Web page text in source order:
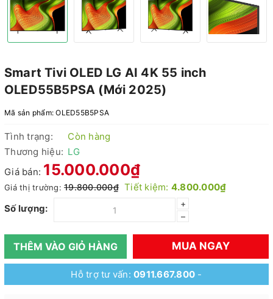
Smart Tivi OLED LG AI 4K 55 inch
OLED55B5PSA (Mới 2025)
Mã sản phẩm:OLED55B5PSA
Tình trạng:
Còn hàng
Thương hiệu: LG
Giá bán: 15.000.000₫
Giá thị trường: 19.800.000₫ Tiết kiệm: 4.800.000₫
Số lượng:
+
–
THÊM VÀO GIỎ HÀNG MUA NGAY
Hỗ trợ tư vấn:0911.667.800 -